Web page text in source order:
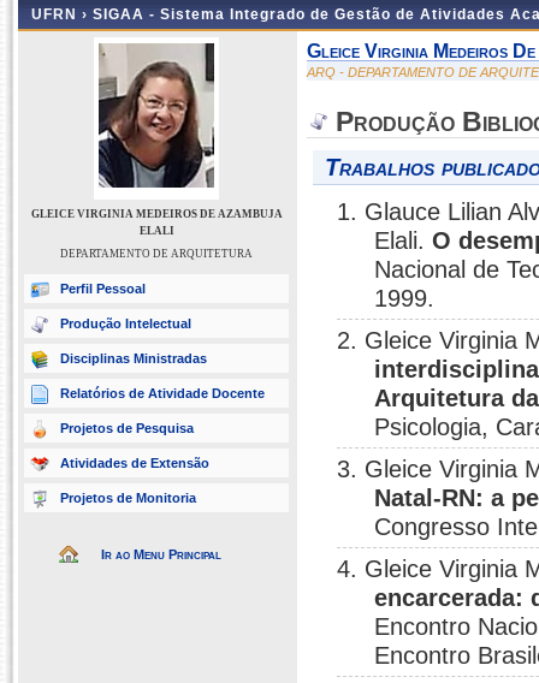
UFRN › SIGAA - Sistema Integrado de Gestão de Atividades
GLEICE VIRGINIA MEDEIROS DE AZAMBUJA
ELALI
DEPARTAMENTO DE ARQUITETURA
Perfil Pessoal
Produção Intelectual
Disciplinas Ministradas
Relatórios de Atividade Docente
Projetos de Pesquisa
Atividades de Extensão
Projetos de Monitoria
Ir ao Menu Principal
Gleice Virginia Medeiros
ARQ - DEPARTAMENTO DE
Produção
Trabalhos
1. Glauce Lilian
Elali.O
Nacional de
1999.
2. Gleice Virginia
Arquitetura
Psicologia,
3. Gleice Virginia
Natal-RN: a
Congresso
4. Gleice Virginia
encarcerada:
Encontro
Encontro